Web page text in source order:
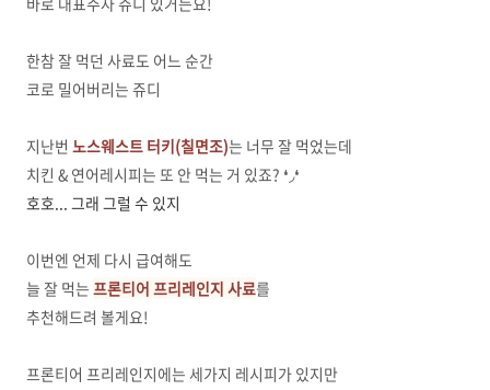
한참 잘 먹던 사료도 어느 순간
코로 밀어버리는 쥬디
지난번 노스웨스트 터키(칠면조)는 너무 잘 먹었는데
치킨 & 연어레시피는 또 안 먹는 거 있죠? ❛◞❛
호호... 그래 그럴 수 있지
이번엔 언제 다시 급여해도
늘 잘 먹는 프론티어 프리레인지 사료를
추천해드려 볼게요!
프론티어 프리레인지에는 세가지 레시피가 있지만